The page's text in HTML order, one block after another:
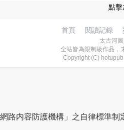
點擊
首頁 閱讀記錄
太古河
全站皆為限制級作品，
Copyright (C)
内容防護機構」之自律標準制